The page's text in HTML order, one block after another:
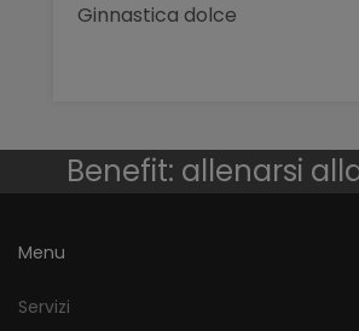
Ginnastica dolce
Benefit: allenarsi
Menu
Servizi